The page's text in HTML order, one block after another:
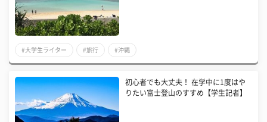
#大学生ライター #旅行 #沖縄
初心者でも大丈夫！ 在学中に1度はや
りたい富士登山のすすめ【学生記者】